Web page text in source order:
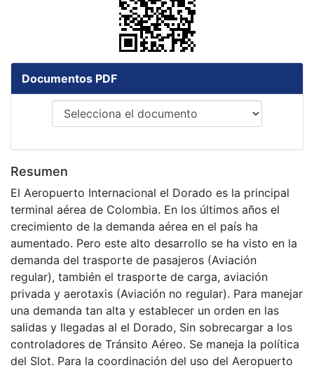
Documentos PDF
Resumen
El Aeropuerto Internacional el Dorado es la principal
terminal aérea de Colombia. En los últimos años el
crecimiento de la demanda aérea en el país ha
aumentado. Pero este alto desarrollo se ha visto en la
demanda del trasporte de pasajeros (Aviación
regular), también el trasporte de carga, aviación
privada y aerotaxis (Aviación no regular). Para manejar
una demanda tan alta y establecer un orden en las
salidas y llegadas al el Dorado, Sin sobrecargar a los
controladores de Tránsito Aéreo. Se maneja la política
del Slot. Para la coordinación del uso del Aeropuerto